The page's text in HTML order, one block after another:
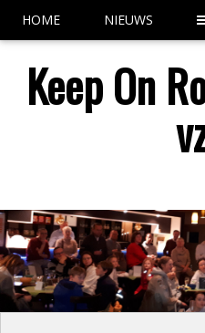
HOME NIEUWS
Keep On